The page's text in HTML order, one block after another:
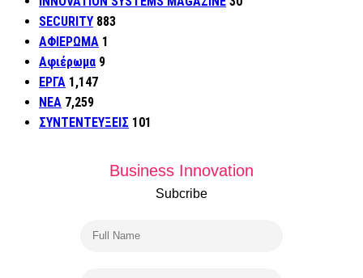
SECURITY 883
ΑΦΙΕΡΩΜΑ 1
Αφιέρωμα 9
ΕΡΓΑ 1,147
ΝΕΑ 7,259
ΣΥΝΤΕΝΤΕΥΞΕΙΣ 101
Business Innovation
Subcribe